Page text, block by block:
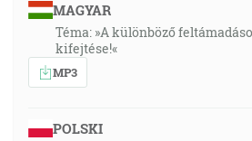
MAGYAR
Téma: »A különböző
kifejtése!«
MP3
POLSKI